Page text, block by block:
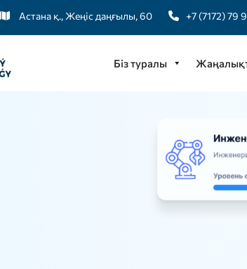
Астана қ., Жеңіс даңғылы, 60 +7 (7172) 79
Біз туралы